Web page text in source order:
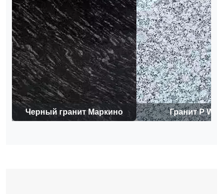
Черный гранит Маркино Гранит P